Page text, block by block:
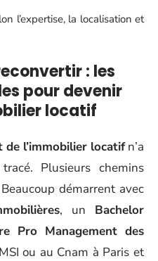
l’expertise, la localisation et
: les
pour devenir
locatif
de l’immobilier locatifn’a
Plusieurs chemins
démarrent avec
, un Bachelor
Pro Management des
ou au Cnam à Paris et